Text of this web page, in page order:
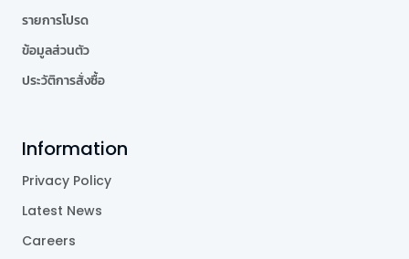
รายการโปรด
ข้อมูลส่วนตัว
ประวัติการสั่งซื้อ
Information
Privacy Policy
Latest News
Careers